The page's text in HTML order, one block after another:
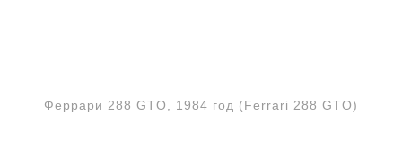
Феррари 288 GTO, 1984 год (Ferrari 288 GTO)